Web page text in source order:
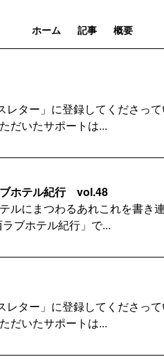
ホーム 記事 概要
レター」に登録してくださっ
だいたサポートは...
ブホテル紀行 vol.48
ルにまつわるあれこれを書き
ブホテル紀行」で...
レター」に登録してくださっ
だいたサポートは...